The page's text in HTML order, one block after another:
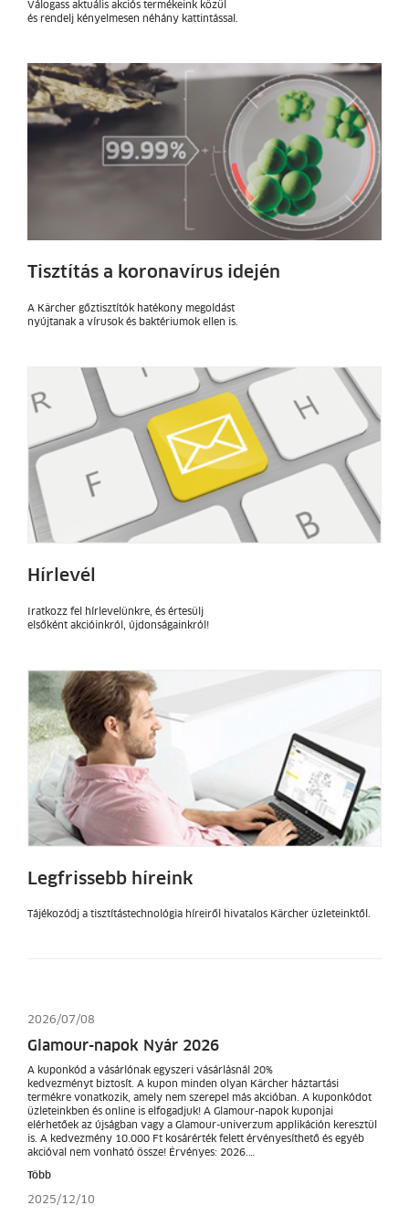
Válogass aktuális akciós termékeink közül
és rendelj kényelmesen néhány kattintással.
Tisztítás a koronavírus idején
A Kärcher gőztisztítók hatékony megoldást
nyújtanak a vírusok és baktériumok ellen is.
Hírlevél
Iratkozz fel hírlevelünkre, és értesülj
elsőként akcióinkról, újdonságainkról!
Legfrissebb híreink
Tájékozódj a tisztítástechnológia híreiről hivatalos Kärcher üzleteinktől.
2026/07/08
Glamour-napok Nyár 2026
A kuponkód a vásárlónak egyszeri vásárlásnál 20%
kedvezményt biztosít. A kupon minden olyan Kärcher háztartási
termékre vonatkozik, amely nem szerepel más akcióban. A kuponkódot
üzleteinkben és online is elfogadjuk! A Glamour-napok kuponjai
elérhetőek az újságban vagy a Glamour-univerzum applikáción keresztül
is. A kedvezmény 10.000 Ft kosárérték felett érvényesíthető és egyéb
akcióval nem vonható össze! Érvényes: 2026.…
Több
2025/12/10